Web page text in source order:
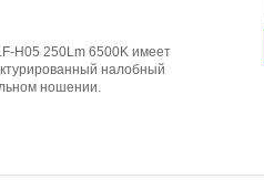
H05 250Lm 6500K имеет
налобный
ношении.